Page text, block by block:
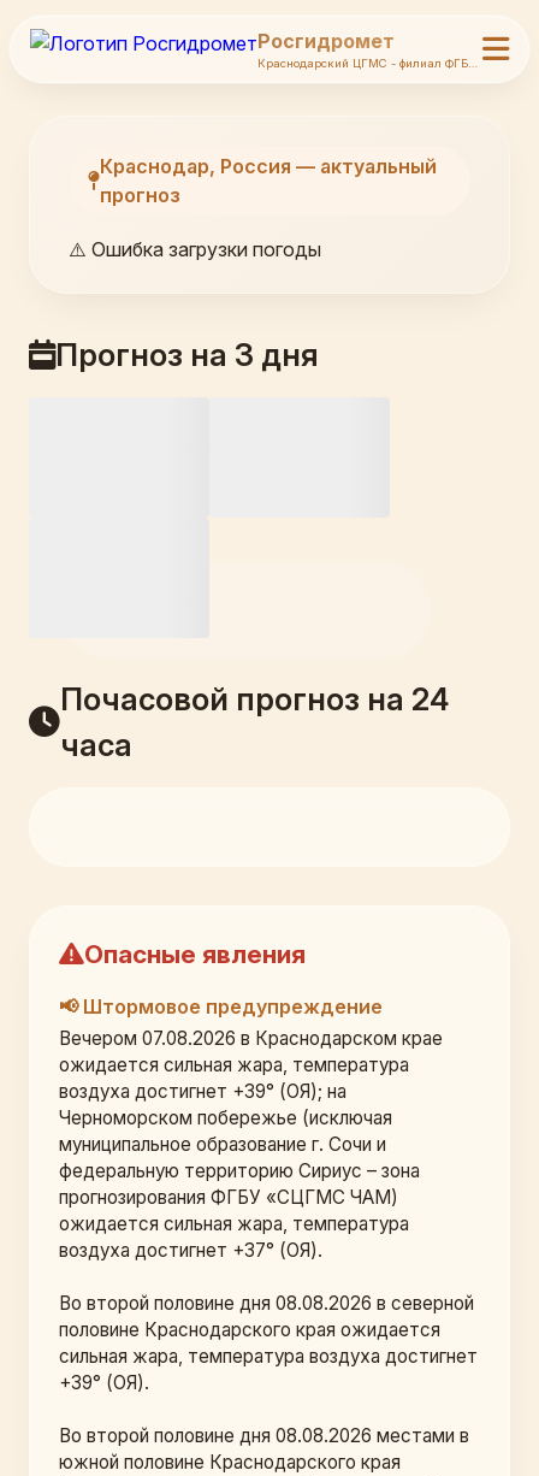
Росгидромет
Краснодар, Россия — актуальный
прогноз
⚠️ Ошибка загрузки погоды
Прогноз на 3 дня
Почасовой прогноз на 24
часа
Опасные явления
📢 Штормовое предупреждение
Вечером 07.08.2026 в Краснодарском крае
ожидается сильная жара, температура
воздуха достигнет +39° (ОЯ); на
Черноморском побережье (исключая
муниципальное образование г. Сочи и
федеральную территорию Сириус – зона
прогнозирования ФГБУ «СЦГМС ЧАМ)
ожидается сильная жара, температура
воздуха достигнет +37° (ОЯ).
Во второй половине дня 08.08.2026 в северной
половине Краснодарского края ожидается
сильная жара, температура воздуха достигнет
+39° (ОЯ).
Во второй половине дня 08.08.2026 местами в
южной половине Краснодарского края